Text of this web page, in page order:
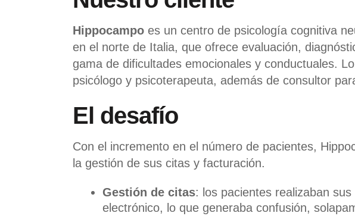
Hippocampo es un centro de psicología cognitiva
en el norte de Italia, que ofrece evaluación,
gama de dificultades emocionales y conductuales.
psicólogo y psicoterapeuta, además de consultor
El desafío
Con el incremento en el número de pacientes,
la gestión de sus citas y facturación.
Gestión de citas: los pacientes realizaban
electrónico, lo que generaba confusión,